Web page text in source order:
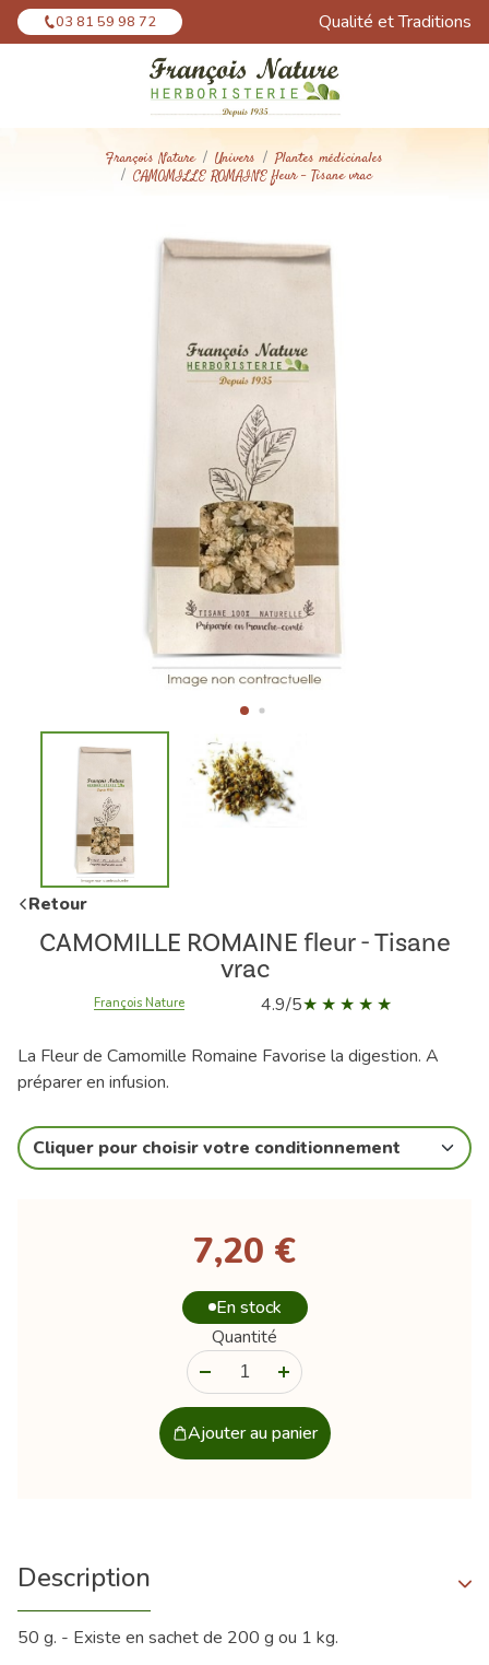
03 81 59 98 72 Qualité et Traditions
François Nature Univers
Plantes médicinales
CAMOMILLE ROMAINE fleur - Tisane vrac
Retour
CAMOMILLE ROMAINE fleur - Tisane
vrac
François Nature 4.9/5
La Fleur de Camomille Romaine Favorise la digestion. A
préparer en infusion.
Cliquer pour choisir votre conditionnement
7,20 €
En stock
Quantité
Ajouter au panier
Description
50 g. - Existe en sachet de 200 g ou 1 kg.
Panneau de gestion des cookies